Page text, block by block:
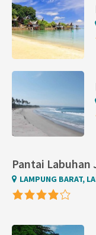
Pantai Labuhan
LAMPUNG BARAT,